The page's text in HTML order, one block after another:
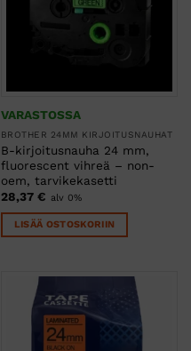
VARASTOSSA
BROTHER 24MM KIRJOITUSNAUHAT
B-kirjoitusnauha 24 mm,
fluorescent vihreä – non-
oem, tarvikekasetti
28,37 € alv 0%
LISÄÄ OSTOSKORIIN